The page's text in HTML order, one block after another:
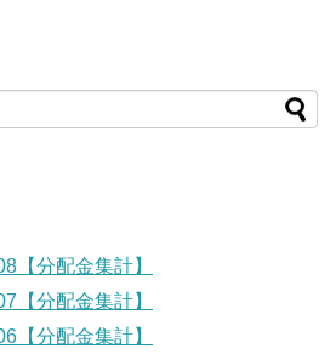
【分配金集計】
【分配金集計】
【分配金集計】